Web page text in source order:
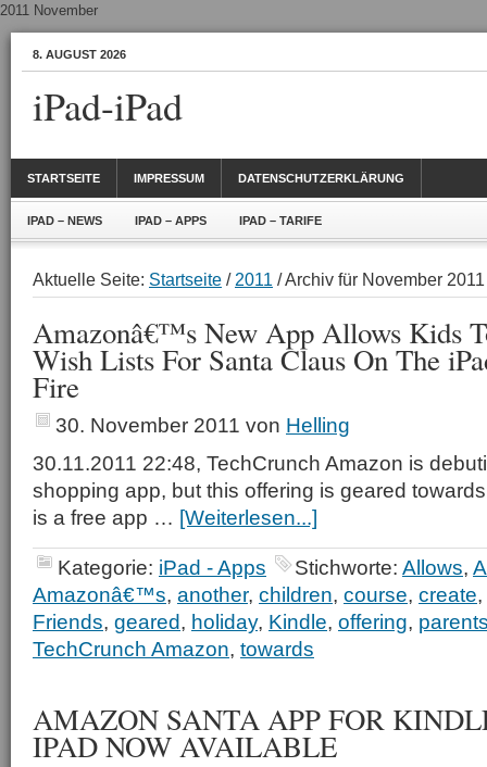
2011 November
8. AUGUST 2026
iPad-iPad
STARTSEITE IMPRESSUM DATENSCHUTZERKLÄRUNG
IPAD – NEWS IPAD – APPS IPAD – TARIFE
Aktuelle Seite: Startseite / 2011 / Archiv für November 2011
Amazonâ€™s New App Allows Kids
Wish Lists For Santa Claus On The
Fire
30. November 2011 von Helling
30.11.2011 22:48, TechCrunch Amazon is
shopping app, but this offering is geared
is a free app … [Weiterlesen...]
Kategorie: iPad - Apps Stichworte: Allows,
Amazonâ€™s, another, children, course, create,
Friends, geared, holiday, Kindle, offering,
TechCrunch Amazon, towards
AMAZON SANTA APP FOR
IPAD NOW AVAILABLE